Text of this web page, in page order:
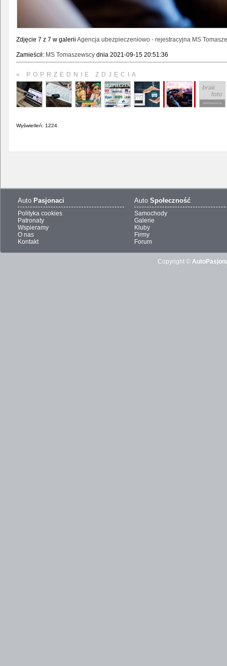
Zdjęcie 7 z 7 w galerii Agencja ubezpieczeniowo - rejestracyjna MS
Zamieścił: MS Tomaszewscy dnia 2021-09-15 20:51:36
« POPRZEDNIE ZDJĘCIA
Wyświetleń: 1224
Auto Pasjonaci
Polityka cookies
Patronaty
Wspieramy
O nas
Kontakt
Auto Społeczność
Samochody
Galerie
Kluby
Firmy
Forum
Copyright ©